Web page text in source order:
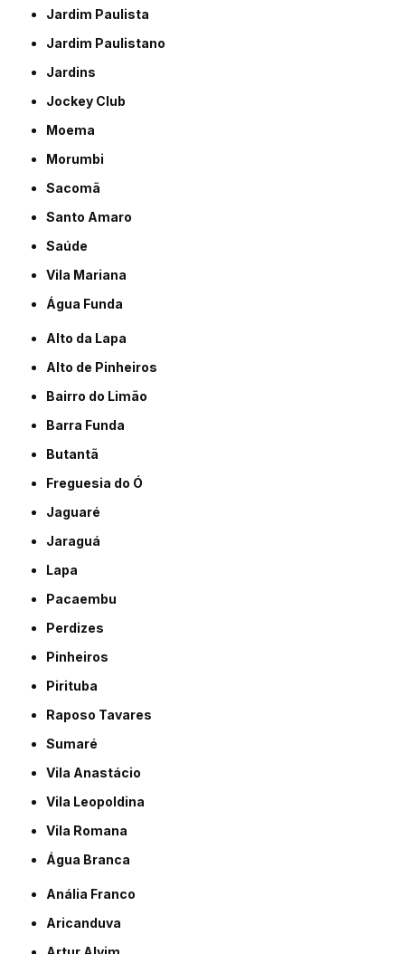
Jardim Paulista
Jardim Paulistano
Jardins
Jockey Club
Moema
Morumbi
Sacomã
Santo Amaro
Saúde
Vila Mariana
Água Funda
Alto da Lapa
Alto de Pinheiros
Bairro do Limão
Barra Funda
Butantã
Freguesia do Ó
Jaguaré
Jaraguá
Lapa
Pacaembu
Perdizes
Pinheiros
Pirituba
Raposo Tavares
Sumaré
Vila Anastácio
Vila Leopoldina
Vila Romana
Água Branca
Anália Franco
Aricanduva